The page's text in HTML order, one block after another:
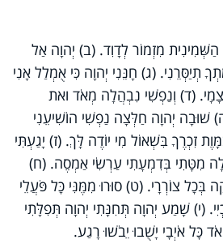
מִזְמוֹר לְדָוִד. (ב) יְהוָה אַל
תְיַסְּרֵנִי. (ג) חָנֵּנִי יְהוָה כִּי אֻמְלַל אָנִי
(ד) וְנַפְשִׁי נִבְהֲלָה מְאֹד ואת
שׁוּבָה יְהוָה חַלְּצָה נַפְשִׁי הוֹשִׁיעֵנִי
זִכְרֶךָ בִּשְׁאוֹל מִי יוֹדֶה לָּךְ. (ז) יָגַעְתִּי
מִטָּתִי בְּדִמְעָתִי עַרְשִׂי אַמְסֶה. (ח)
צוֹרְרָי. (ט) סוּרוּ מִמֶּנִּי כָּל פֹּעֲלֵי
(י) שָׁמַע יְהוָה תְּחִנָּתִי יְהוָה תְּפִלָּתִי
כָּל אֹיְבָי יָשֻׁבוּ יֵבֹשׁוּ רָגַע.